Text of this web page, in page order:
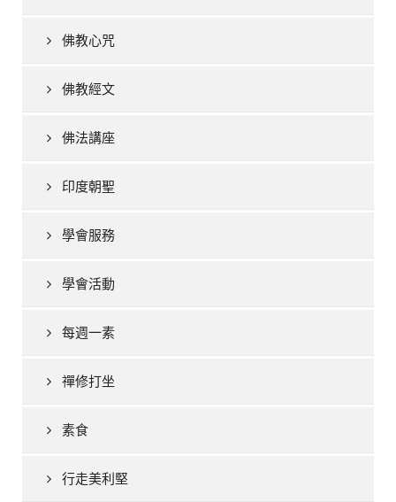
佛教心咒
佛教經文
佛法講座
印度朝聖
學會服務
學會活動
每週一素
禪修打坐
素食
行走美利堅